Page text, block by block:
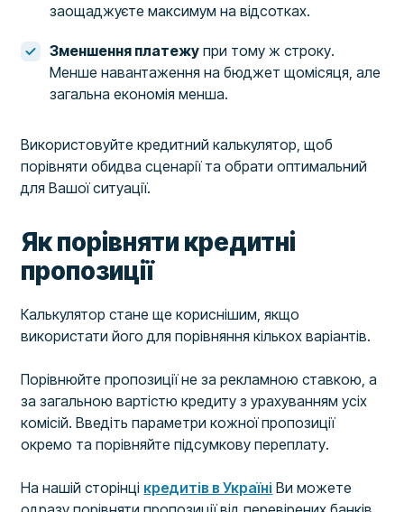
заощаджуєте максимум на відсотках.
Зменшення платежу при тому ж строку.
Менше навантаження на бюджет щомісяця, але
загальна економія менша.
Використовуйте кредитний калькулятор, щоб
порівняти обидва сценарії та обрати оптимальний
для Вашої ситуації.
Як порівняти кредитні
пропозиції
Калькулятор стане ще кориснішим, якщо
використати його для порівняння кількох варіантів.
Порівнюйте пропозиції не за рекламною ставкою, а
за загальною вартістю кредиту з урахуванням усіх
комісій. Введіть параметри кожної пропозиції
окремо та порівняйте підсумкову переплату.
На нашій сторінці кредитів в Україні Ви можете